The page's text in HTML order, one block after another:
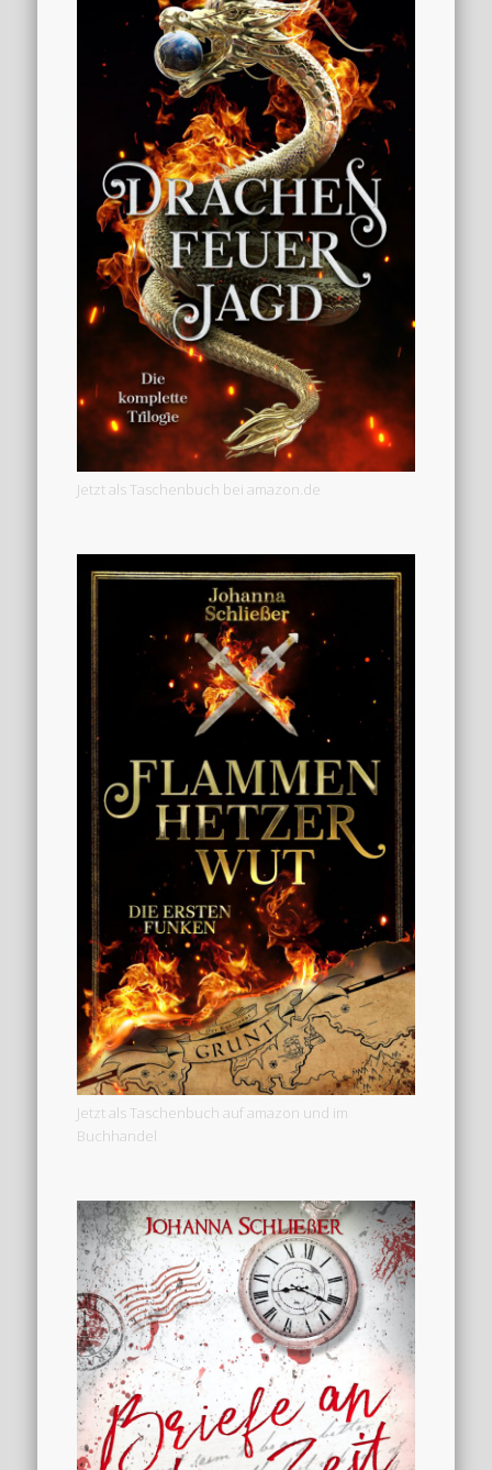
Jetzt als Taschenbuch bei amazon.de
Jetzt als Taschenbuch auf amazon und im
Buchhandel